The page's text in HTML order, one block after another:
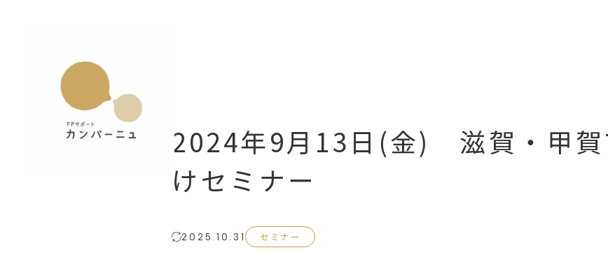
2024年9月13日(金) 滋賀・甲
けセミナー
2025.10.31 セミナー